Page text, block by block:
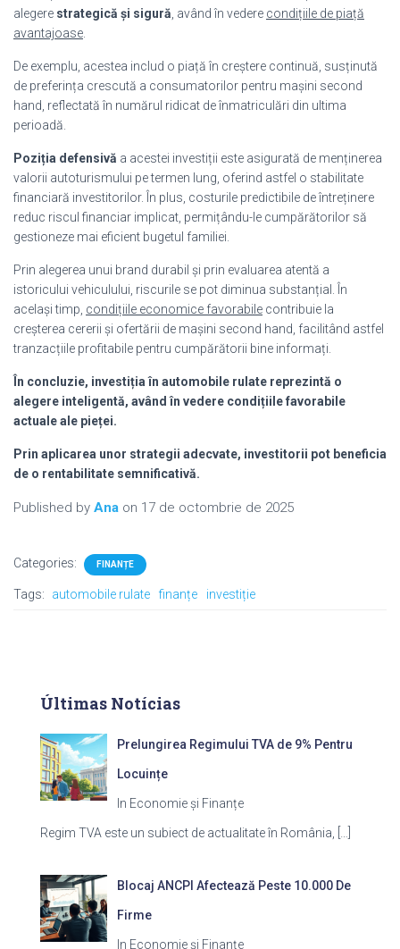
alegere strategică și sigură , având în vedere condițiile de piață
avantajoase
De exemplu, acestea includ o piață în creștere continuă, susținută
de preferința crescută a consumatorilor pentru mașini second
hand, reflectată în numărul ridicat de înmatriculări din ultima
perioadă.
Poziția defensivă a acestei investiții este asigurată de menținerea
valorii autoturismului pe termen lung, oferind astfel o stabilitate
financiară investitorilor. În plus, costurile predictibile de întreținere
reduc riscul financiar implicat, permițându-le cumpărătorilor să
gestioneze mai eficient bugetul familiei.
Prin alegerea unui brand durabil și prin evaluarea atentă a
istoricului vehiculului, riscurile se pot diminua substanțial. În
același timp, condițiile economice favorabile contribuie la
creșterea cererii și ofertării de mașini second hand, facilitând astfel
tranzacțiile profitabile pentru cumpărătorii bine informați.
În concluzie, investiția în automobile rulate reprezintă o
alegere inteligentă, având în vedere condițiile favorabile
actuale ale pieței.
Prin aplicarea unor strategii adecvate, investitorii pot beneficia
de o rentabilitate semnificativă.
Published by Ana on 17 de octombrie de 2025
Categories: FINANȚE
Tags: automobile rulate finanțe investiție
Últimas Notícias
Prelungirea Regimului TVA de 9% Pentru
Locuințe
In Economie și Finanțe
Regim TVA este un subiect de actualitate în România,
Blocaj ANCPI Afectează Peste 10.000 De
Firme
In Economie și Finanțe